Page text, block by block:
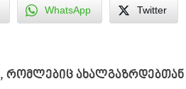
WhatsApp Twitter
რომლებიც ახალგაზრდებთან